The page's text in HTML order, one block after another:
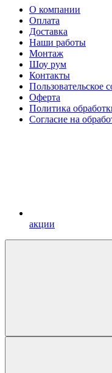
О компании
Оплата
Доставка
Наши работы
Монтаж
Шоу рум
Контакты
Пользовательское
Оферта
Политика
Согласие на
акции